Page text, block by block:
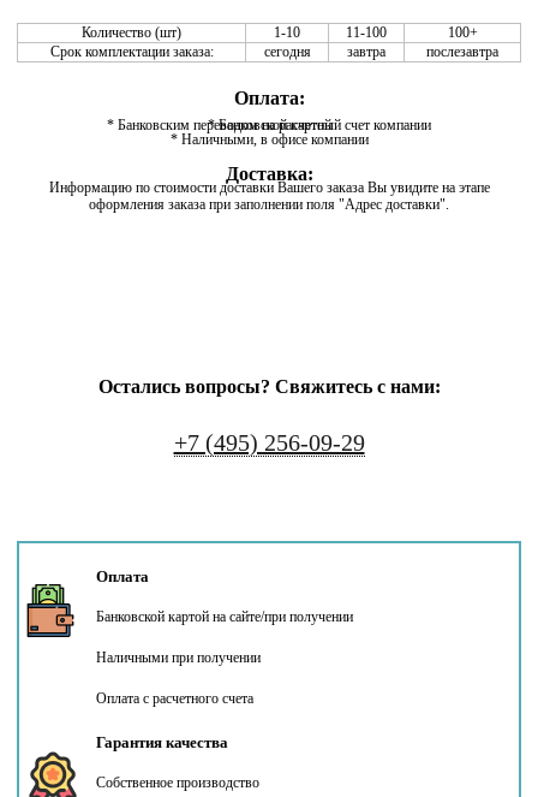
Количество (шт) 1-10 11-100
100+
Срок комплектации заказа:
сегодня завтра послезавтра
Оплата:
* Банковским переводом на расчетный счет компании
* Банковской картой
* Наличными, в офисе компании
Доставка:
Информацию по стоимости доставки Вашего заказа Вы увидите на этапе
оформления заказа при заполнении поля "Адрес доставки".
Остались вопросы? Свяжитесь с нами:
+7 (495) 256-09-29
Оплата
Банковской картой на сайте/при получении
Наличными при получении
Оплата с расчетного счета
Гарантия качества
Собственное производство